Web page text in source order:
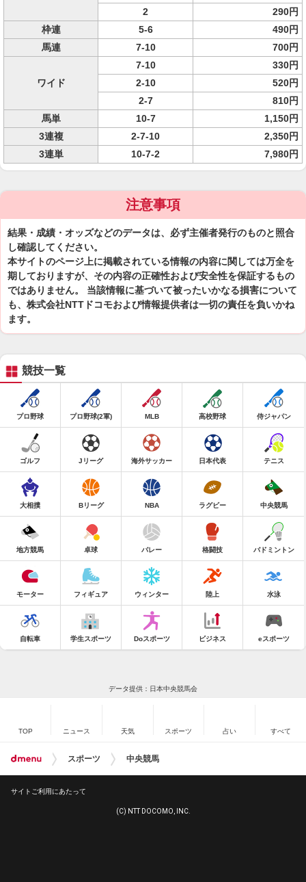
2
290円
枠連
5-6
490円
馬連
7-10 700円
ワイド
7-10
330円
2-10
520円
2-7
810円
馬単
10-7
1,150円
3連複
2-7-10
2,350円
3連単
10-7-2 7,980円
注意事項
結果・成績・オッズなどのデータは、必ず主催者発行のものと照合
し確認してください。
本サイトのページ上に掲載されている情報の内容に関しては万全を
期しておりますが、その内容の正確性および安全性を保証するもの
ではありません。 当該情報に基づいて被ったいかなる損害について
も、株式会社NTTドコモおよび情報提供者は一切の責任を負いかね
ます。
競技一覧
プロ野球 プロ野球(2軍) MLB 高校野球 侍ジャパン
ゴルフ Jリーグ 海外サッカー 日本代表 テニス
大相撲 Bリーグ NBA ラグビー 中央競馬
地方競馬 卓球 バレー 格闘技 バドミントン
モーター フィギュア ウィンター 陸上 水泳
自転車 学生スポーツ Doスポーツ ビジネス eスポーツ
データ提供：日本中央競馬会
TOP ニュース 天気 スポーツ 占い すべて
スポーツ 中央競馬
サイトご利用にあたって
(C) NTT DOCOMO, INC.